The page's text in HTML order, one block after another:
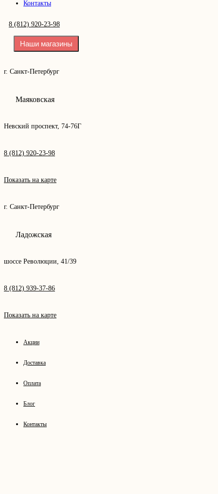
Контакты
8 (812) 920-23-98
Наши магазины
г. Санкт-Петербург
Маяковская
Невский проспект, 74-76Г
8 (812) 920-23-98
Показать на карте
г. Санкт-Петербург
Ладожская
шоссе Революции, 41/39
8 (812) 939-37-86
Показать на карте
Акции
Доставка
Оплата
Блог
Контакты